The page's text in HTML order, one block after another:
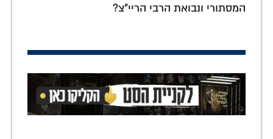
המסתורי ונבואת הרבי הריי"צ?